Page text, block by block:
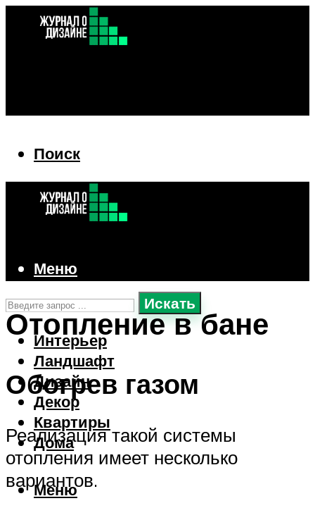
Поиск
Искать
Интерьер
Ландшафт
Дизайн
Декор
Квартиры
Дома
Меню
Меню
Отопление в бане
Обогрев газом
Реализация такой системы
отопления имеет несколько
вариантов.